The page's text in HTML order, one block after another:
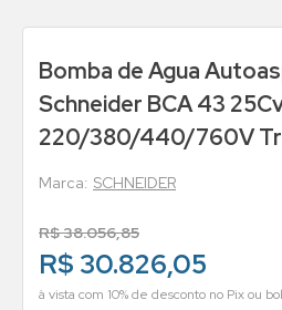
Bomba de Agua
Schneider BCA 43
220/380/440/760V
SCHNEIDER
R$38.056,85
R$ 30.826,05
à vista com 10% de desconto no Pix ou